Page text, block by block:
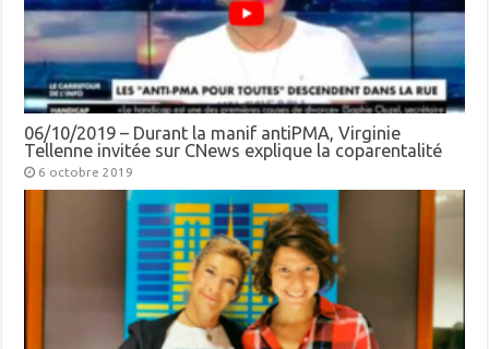
06/10/2019 – Durant la manif antiPMA, Virginie
Tellenne invitée sur CNews explique la coparentalité
6 octobre 2019